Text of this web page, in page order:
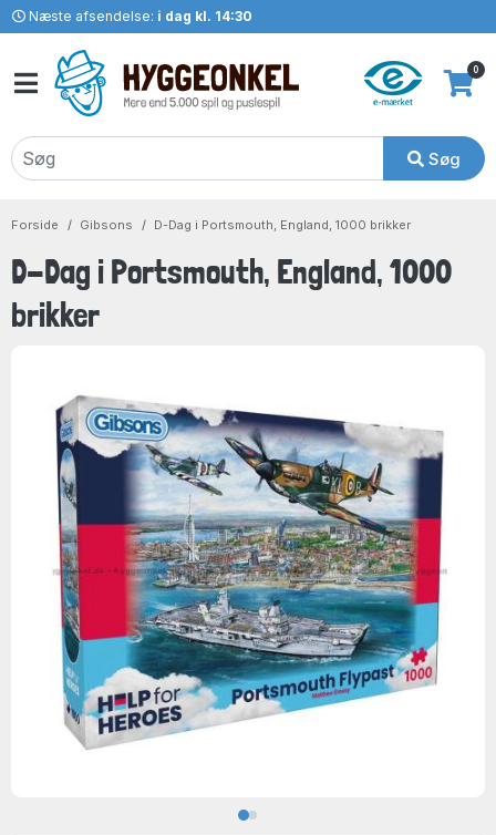
Næste afsendelse: i dag kl. 14:30
Søg
0
Forside Gibsons D-Dag i Portsmouth, England, 1000 brikker
D-Dag i Portsmouth, England, 1000
brikker